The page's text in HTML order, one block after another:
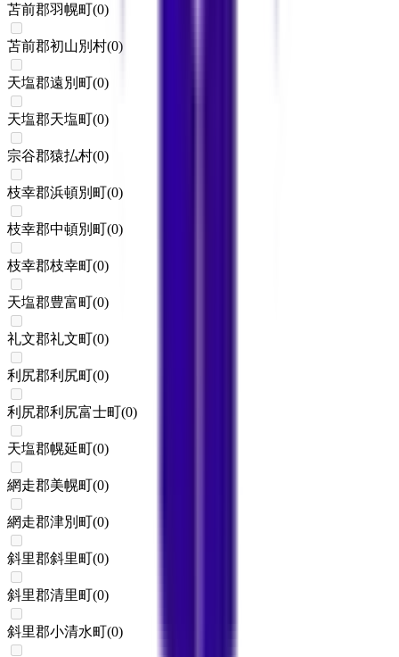
苫前郡羽幌町(0)
苫前郡初山別村(0)
天塩郡遠別町(0)
天塩郡天塩町(0)
宗谷郡猿払村(0)
枝幸郡浜頓別町(0)
枝幸郡中頓別町(0)
枝幸郡枝幸町(0)
天塩郡豊富町(0)
礼文郡礼文町(0)
利尻郡利尻町(0)
利尻郡利尻富士町(0)
天塩郡幌延町(0)
網走郡美幌町(0)
網走郡津別町(0)
斜里郡斜里町(0)
斜里郡清里町(0)
斜里郡小清水町(0)